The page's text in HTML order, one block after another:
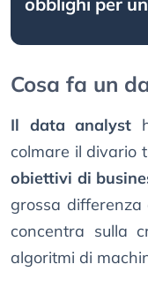
Cosa fa un
Il data analyst
colmare il divario
obiettivi di
grossa differenza
concentra sulla
algoritmi di